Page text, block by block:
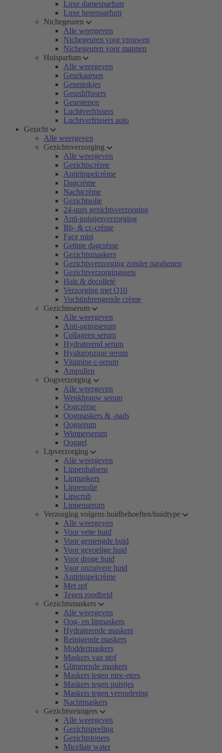
Luxe damesparfum
Luxe herenparfum
Nichegeuren
Alle weergeven
Nichegeuren voor vrouwen
Nichegeuren voor mannen
Huisparfum
Alle weergeven
Geurkaarsen
Geurstokjes
Geurdiffusers
Geurstenen
Luchtverfrissers
Luchtverfrissers auto
Gezicht
Alle weergeven
Gezichtsverzorging
Alle weergeven
Gezichtscrème
Antirimpelcrème
Dagcrème
Nachtcrème
Gezichtsolie
24-uurs gezichtsverzorging
Anti-puistjesverzorging
Bb- & cc-crème
Face mist
Getinte dagcrème
Gezichtsmaskers
Gezichtsverzorging zonder parabenen
Gezichtverzorgingssets
Hals & decolleté
Verzorging met Q10
Vochtinbrengende crème
Gezichtsserum
Alle weergeven
Anti-agingserum
Collageen serum
Hydraterend serum
Hyaluronzuur serum
Vitamine c-serum
Ampullen
Oogverzorging
Alle weergeven
Wenkbrauw serum
Oogcrème
Oogmaskers & -pads
Oogserum
Wimperserum
Ooggel
Lipverzorging
Alle weergeven
Lippenbalsem
Lipmaskers
Lippenolie
Lipscrub
Lippenserum
Verzorging volgens huidbehoeften/huidtype
Alle weergeven
Voor vette huid
Voor gemengde huid
Voor gevoelige huid
Voor droge huid
Voor onzuivere huid
Antirimpelcrème
Met spf
Tegen roodheid
Gezichtsmaskers
Alle weergeven
Oog- en lipmaskers
Hydraterende maskers
Reinigende maskers
Moddermaskers
Maskers van stof
Glimmende maskers
Maskers tegen mee-eters
Maskers tegen puistjes
Maskers tegen veroudering
Nachtmaskers
Gezichtsreinigers
Alle weergeven
Gezichtspeeling
Gezichtstoners
Micellair water